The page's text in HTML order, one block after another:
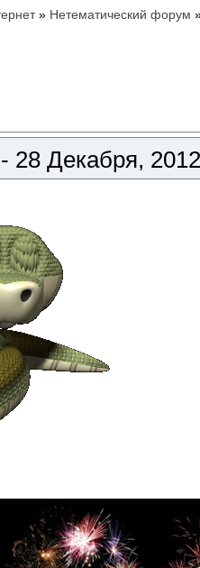
» Нетематический форум
- 28 Декабря,